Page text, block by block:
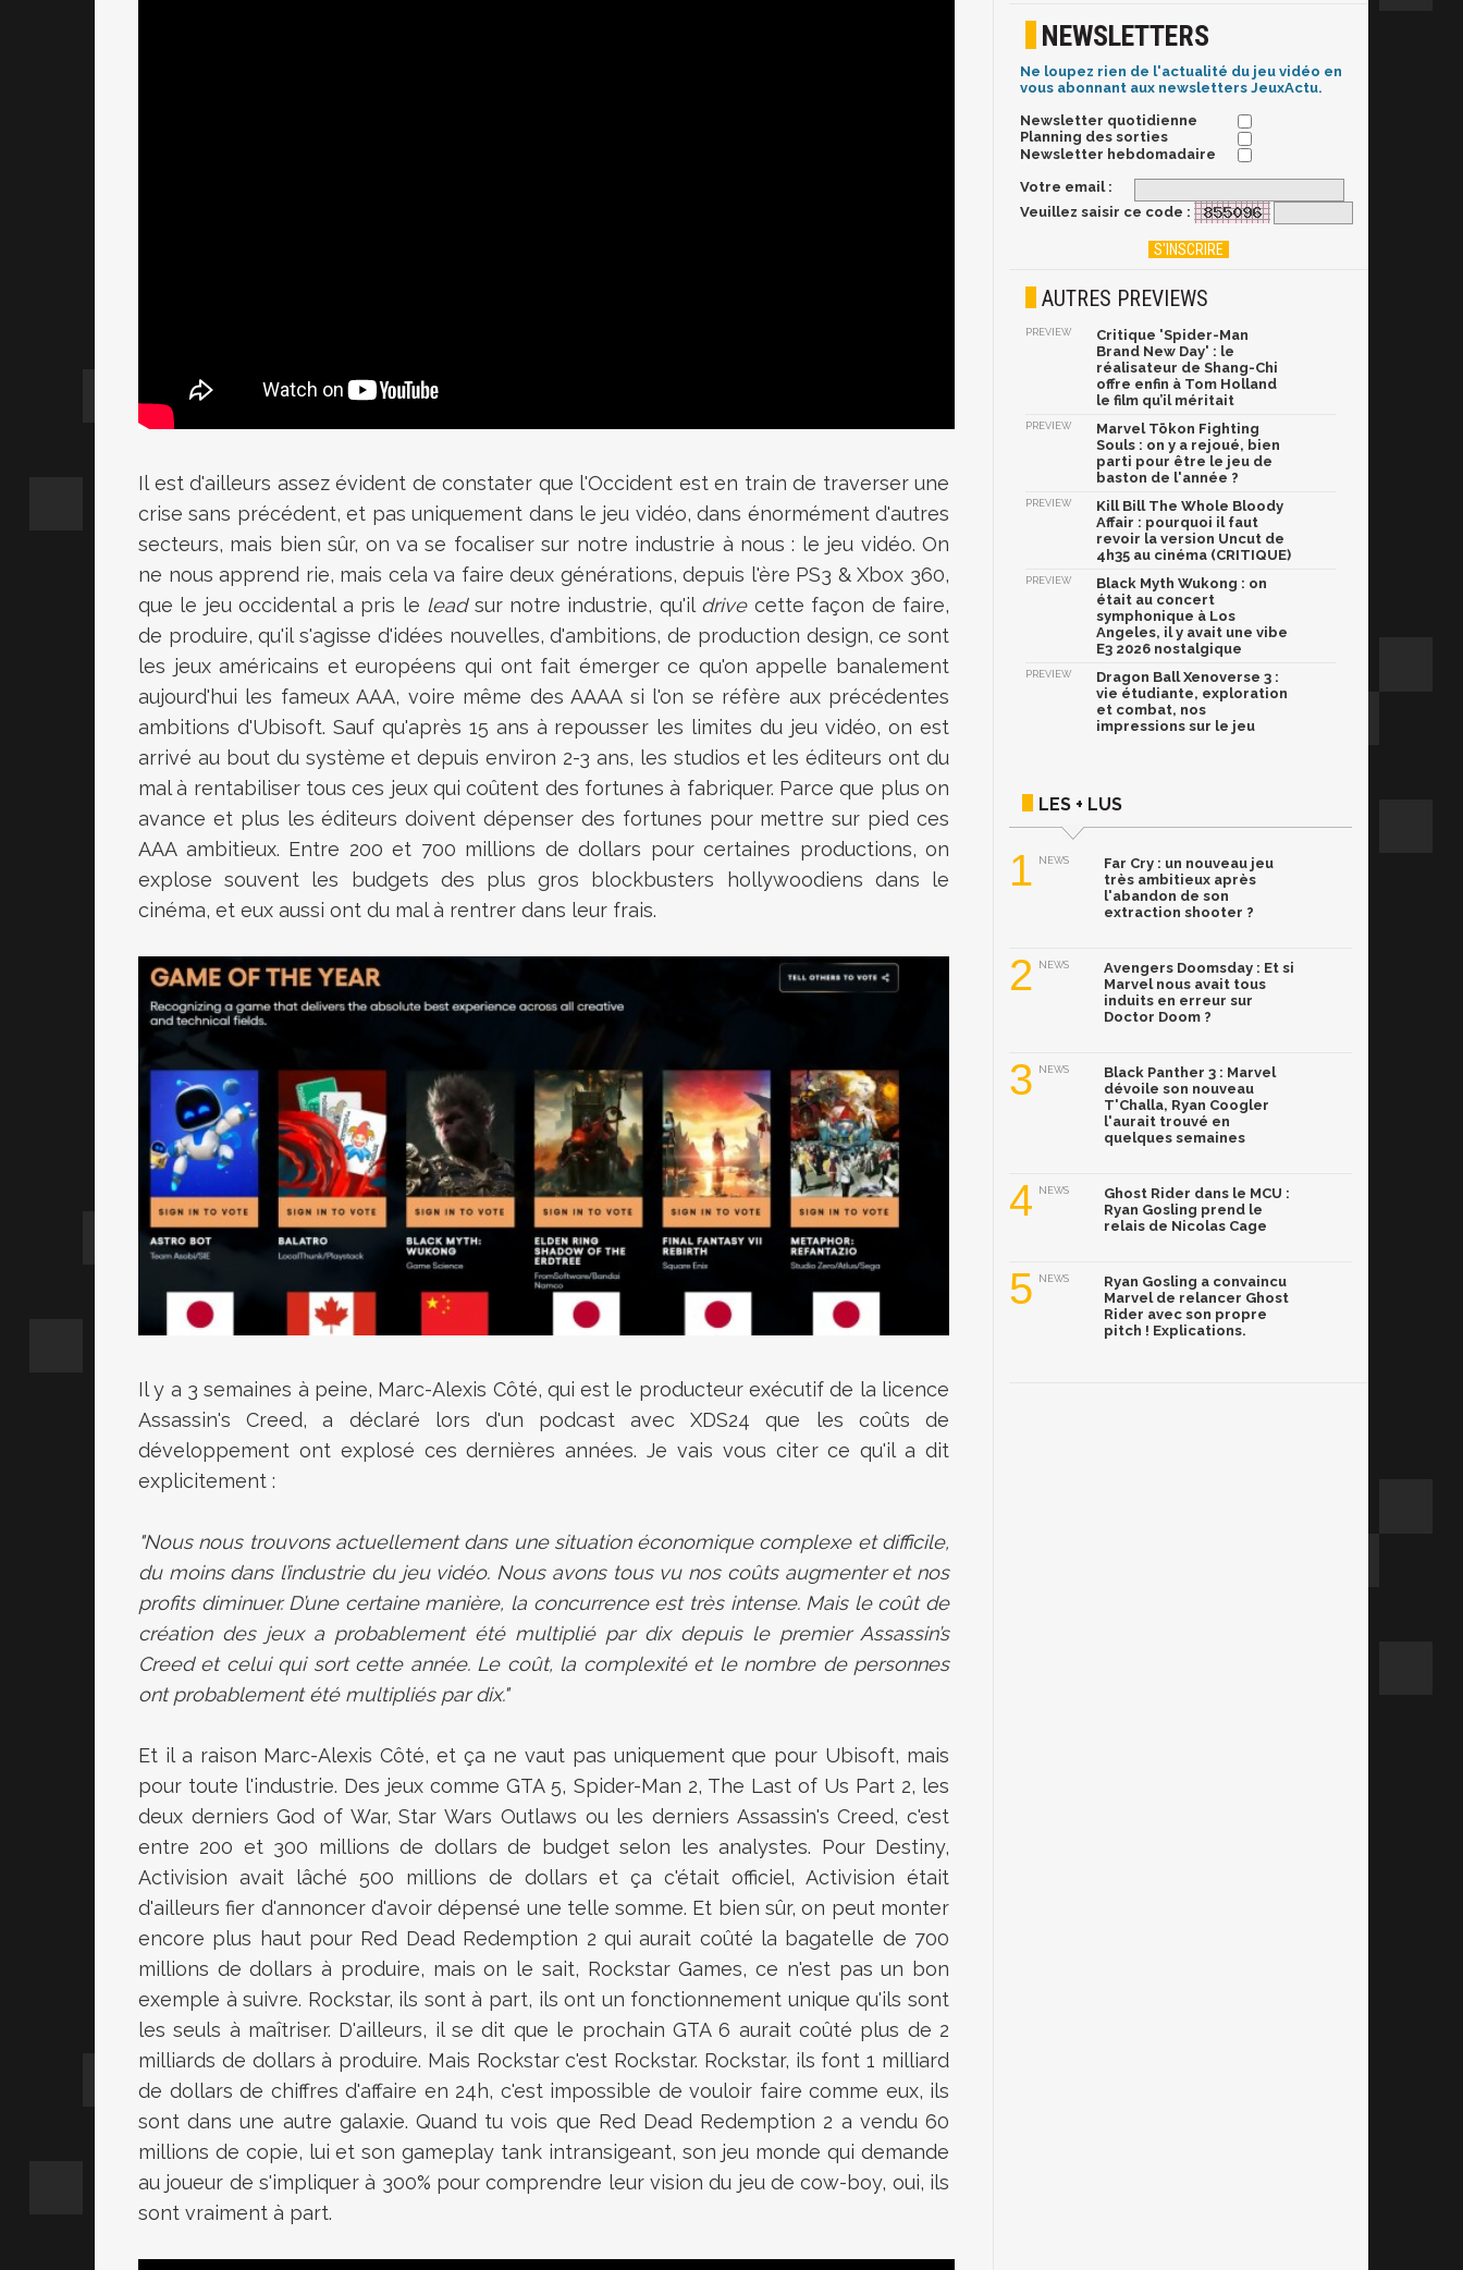
Il est d'ailleurs assez évident de constater que l'Occident est en train de traverser une
crise sans précédent, et pas uniquement dans le jeu vidéo, dans énormément d'autres
secteurs, mais bien sûr, on va se focaliser sur notre industrie à nous : le jeu vidéo. On
ne nous apprend rie, mais cela va faire deux générations, depuis l'ère PS3 & Xbox 360,
que le jeu occidental a pris le leadsur notre industrie, qu'il drivecette façon de faire,
de produire, qu'il s'agisse d'idées nouvelles, d'ambitions, de production design, ce sont
les jeux américains et européens qui ont fait émerger ce qu'on appelle banalement
aujourd'hui les fameux AAA, voire même des AAAA si l'on se réfère aux précédentes
ambitions d'Ubisoft. Sauf qu'après 15 ans à repousser les limites du jeu vidéo, on est
arrivé au bout du système et depuis environ 2-3 ans, les studios et les éditeurs ont du
mal à rentabiliser tous ces jeux qui coûtent des fortunes à fabriquer. Parce que plus on
avance et plus les éditeurs doivent dépenser des fortunes pour mettre sur pied ces
AAA ambitieux. Entre 200 et 700 millions de dollars pour certaines productions, on
explose souvent les budgets des plus gros blockbusters hollywoodiens dans le
cinéma, et eux aussi ont du mal à rentrer dans leur frais.
Il y a 3 semaines à peine, Marc-Alexis Côté, qui est le producteur exécutif de la licence
Assassin's Creed, a déclaré lors d'un podcast avec XDS24 que les coûts de
développement ont explosé ces dernières années. Je vais vous citer ce qu'il a dit
explicitement :
"Nous nous trouvons actuellement dans une situation économique complexe et difficile,
du moins dans l’industrie du jeu vidéo. Nous avons tous vu nos coûts augmenter et nos
profits diminuer. D’une certaine manière, la concurrence est très intense. Mais le coût de
création des jeux a probablement été multiplié par dix depuis le premier Assassin’s
Creed et celui qui sort cette année. Le coût, la complexité et le nombre de personnes
ont probablement été multipliés par dix."
Et il a raison Marc-Alexis Côté, et ça ne vaut pas uniquement que pour Ubisoft, mais
pour toute l'industrie. Des jeux comme GTA 5, Spider-Man 2, The Last of Us Part 2, les
deux derniers God of War, Star Wars Outlaws ou les derniers Assassin's Creed, c'est
entre 200 et 300 millions de dollars de budget selon les analystes. Pour Destiny,
Activision avait lâché 500 millions de dollars et ça c'était officiel, Activision était
d'ailleurs fier d'annoncer d'avoir dépensé une telle somme. Et bien sûr, on peut monter
encore plus haut pour Red Dead Redemption 2 qui aurait coûté la bagatelle de 700
millions de dollars à produire, mais on le sait, Rockstar Games, ce n'est pas un bon
exemple à suivre. Rockstar, ils sont à part, ils ont un fonctionnement unique qu'ils sont
les seuls à maîtriser. D'ailleurs, il se dit que le prochain GTA 6 aurait coûté plus de 2
milliards de dollars à produire. Mais Rockstar c'est Rockstar. Rockstar, ils font 1 milliard
de dollars de chiffres d'affaire en 24h, c'est impossible de vouloir faire comme eux, ils
sont dans une autre galaxie. Quand tu vois que Red Dead Redemption 2 a vendu 60
millions de copie, lui et son gameplay tank intransigeant, son jeu monde qui demande
au joueur de s'impliquer à 300% pour comprendre leur vision du jeu de cow-boy, oui, ils
sont vraiment à part.
NEWSLETTERS
Ne loupez rien de l'actualité du jeu vidéo en
vous abonnant aux newsletters JeuxActu.
Newsletter quotidienne
Planning des sorties
Newsletter hebdomadaire
Votre email :
Veuillez saisir ce code :
AUTRES PREVIEWS
PREVIEW
Critique 'Spider-Man
Brand New Day' : le
réalisateur de Shang-Chi
offre enfin à Tom Holland
le film qu’il méritait
PREVIEW
Marvel Tōkon Fighting
Souls : on y a rejoué, bien
parti pour être le jeu de
baston de l'année ?
PREVIEW
Kill Bill The Whole Bloody
Affair : pourquoi il faut
revoir la version Uncut de
4h35 au cinéma (CRITIQUE)
PREVIEW
Black Myth Wukong : on
était au concert
symphonique à Los
Angeles, il y avait une vibe
E3 2026 nostalgique
PREVIEW
Dragon Ball Xenoverse 3 :
vie étudiante, exploration
et combat, nos
impressions sur le jeu
LES + LUS
1 NEWS
Far Cry : un nouveau jeu
très ambitieux après
l'abandon de son
extraction shooter ?
2 NEWS
Avengers Doomsday : Et si
Marvel nous avait tous
induits en erreur sur
Doctor Doom ?
3 NEWS
Black Panther 3 : Marvel
dévoile son nouveau
T'Challa, Ryan Coogler
l'aurait trouvé en
quelques semaines
4 NEWS
Ghost Rider dans le MCU :
Ryan Gosling prend le
relais de Nicolas Cage
5 NEWS
Ryan Gosling a convaincu
Marvel de relancer Ghost
Rider avec son propre
pitch ! Explications.